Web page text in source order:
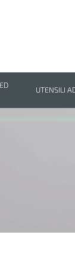
UTENSILI